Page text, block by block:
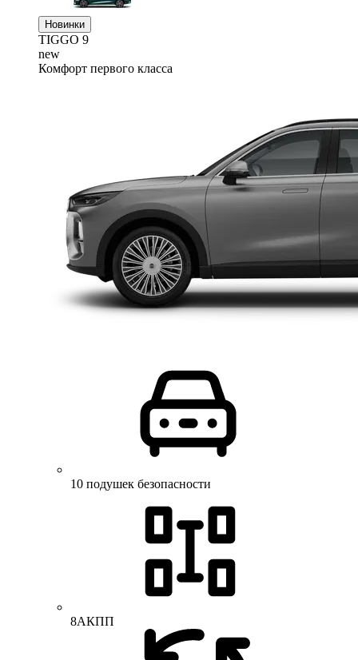
Новинки
TIGGO 9
new
Комфорт первого класса
10 подушек безопасности
8АКПП